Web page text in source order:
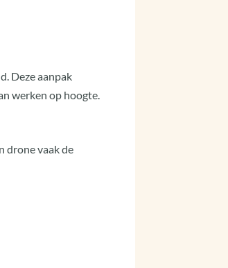
Deze aanpak
werken op hoogte.
drone vaak de